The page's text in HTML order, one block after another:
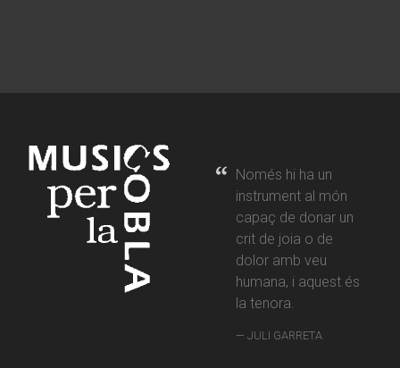
Només hi ha un
instrument al món
capaç de donar un
crit de joia o de
dolor amb veu
humana, i aquest és
la tenora.
JULI GARRETA